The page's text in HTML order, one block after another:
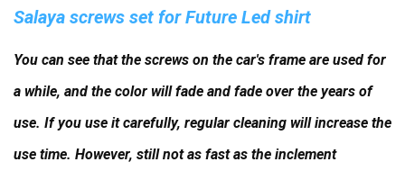
Salaya screws set for Future Led shirt
You can see that the screws on the car's frame are used for
a while, and the color will fade and fade over the years of
use. If you use it carefully, regular cleaning will increase the
use time. However, still not as fast as the inclement